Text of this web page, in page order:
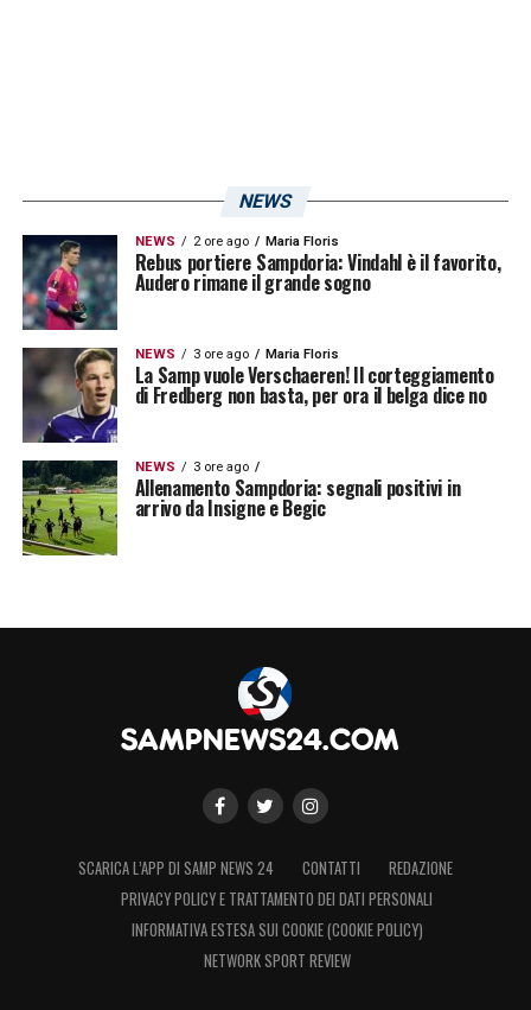
NEWS
NEWS 2 ore ago Maria Floris
Rebus portiere Sampdoria: Vindahl è il favorito,
Audero rimane il grande sogno
NEWS 3 ore ago Maria Floris
La Samp vuole Verschaeren! Il corteggiamento
di Fredberg non basta, per ora il belga dice no
NEWS 3 ore ago
Allenamento Sampdoria: segnali positivi in
arrivo da Insigne e Begic
SCARICA L’APP DI SAMP NEWS 24 CONTATTI
REDAZIONE
PRIVACY POLICY E TRATTAMENTO DEI DATI PERSONALI
INFORMATIVA ESTESA SUI COOKIE (COOKIE POLICY)
NETWORK SPORT REVIEW